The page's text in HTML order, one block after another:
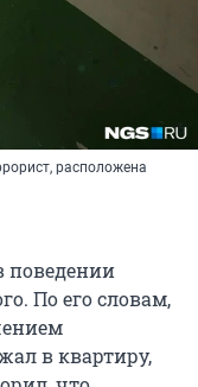
расположена
поведении
По его словам,
в квартиру,